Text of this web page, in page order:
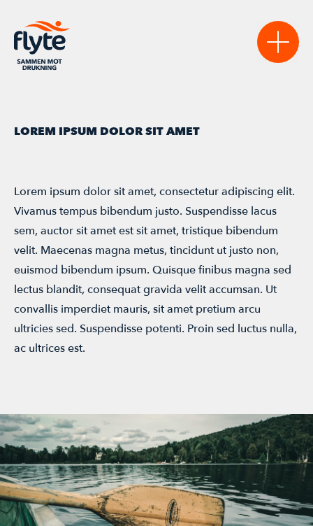
Sikre
NASJONAL VERKTØYKASSE
VANNTRYGGE BARNEHAGER
LAST NED MATERIELL
AKTUELT
STATISTIKK & RAPPORTER
REGISTERSTUDIET
Bidra
BLI MEDLEM
BLI SAMARBEIDSPARTNER
Møte
AKTIVITETSKALENDER
FLYTEKONFERANSEN 2026
ÅRSMØTE
LOREM IPSUM DOLOR SIT AMET
Lorem ipsum dolor sit amet, consectetur adipiscing elit.
Vivamus tempus bibendum justo. Suspendisse lacus
sem, auctor sit amet est sit amet, tristique bibendum
velit. Maecenas magna metus, tincidunt ut justo non,
euismod bibendum ipsum. Quisque finibus magna sed
lectus blandit, consequat gravida velit accumsan. Ut
convallis imperdiet mauris, sit amet pretium arcu
ultricies sed. Suspendisse potenti. Proin sed luctus nulla,
ac ultrices est.